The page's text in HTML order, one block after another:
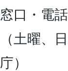
窓口・電
（土曜、
庁）